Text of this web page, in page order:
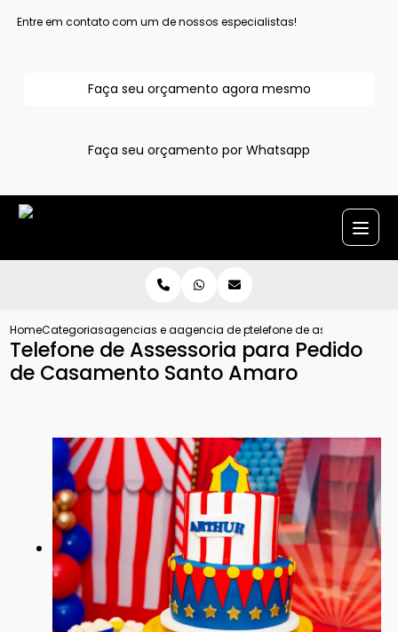
Entre em contato com um de nossos especialistas!
Faça seu orçamento agora mesmo
Faça seu orçamento por Whatsapp
HomeCategoriasagencias e assessoria para pedido de casamento
agencia de planejamento pedido de
telefone de assessoria
Telefone de Assessoria para Pedido
de Casamento Santo Amaro